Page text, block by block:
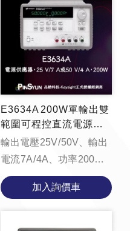
E3634A 200W單輸出雙
範圍可程控直流電源供
應器25V/7A or 50V/4A
輸出電壓 25V / 50V、輸出
電流 7A / 4A、功率 200W
的直流電源供應器。
加入詢價車